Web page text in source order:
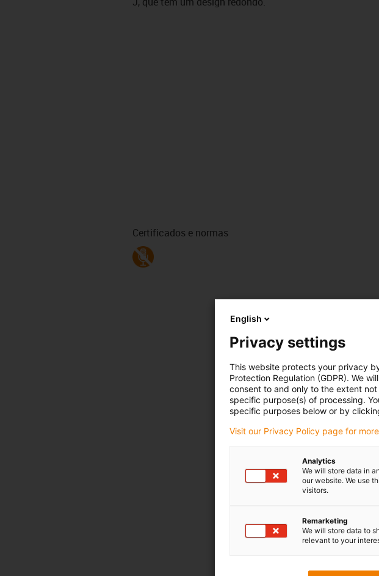
Certificados e normas
English
Privacy settings
This website protects your privacy
Protection Regulation (GDPR). We
consent to and only to the extent
specific purpose(s) of processing.
specific purposes below or by
Visit our Privacy Policy page for more
Analytics
We will store data in
our website. We use
visitors.
Remarketing
We will store data to
relevant to your